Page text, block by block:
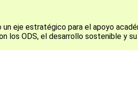
eje estratégico para el apoyo
los ODS, el desarrollo sostenible y